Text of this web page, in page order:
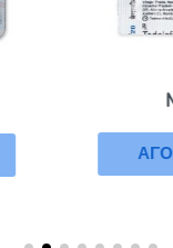
ΑΓΟΡΑΣΕ ΤΩΡΑ